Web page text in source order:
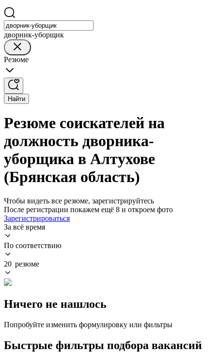
дворник-уборщик
Резюме
Найти
Резюме соискателей на
должность дворника-
уборщика в Алтухове
(Брянская область)
Чтобы видеть все резюме, зарегистрируйтесь
После регистрации покажем ещё 8 и откроем фото
Зарегистрироваться
За всё время
По соответствию
20 резюме
Ничего не нашлось
Попробуйте изменить формулировку или фильтры
Быстрые фильтры подбора вакансий